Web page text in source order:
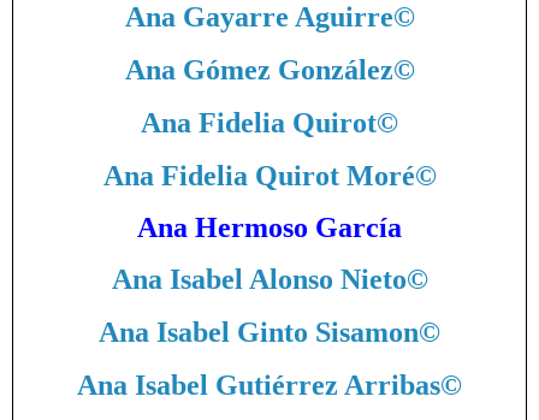
Ana Gayarre Aguirre©
Ana Gómez González©
Ana Fidelia Quirot©
Ana Fidelia Quirot Moré©
Ana Hermoso García
Ana Isabel Alonso Nieto©
Ana Isabel Ginto Sisamon©
Ana Isabel Gutiérrez Arribas©